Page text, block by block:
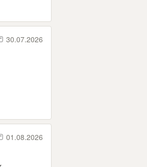
30.07.2026
01.08.2026